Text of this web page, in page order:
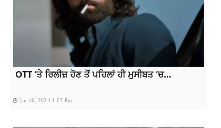
OTT ‘ਤੇ ਰਿਲੀਜ਼ ਹੋਣ ਤੋਂ ਪਹਿਲਾਂ ਹੀ ਮੁਸੀਬਤ ‘ਚ...
Jan 16, 2024 4:03 Pm